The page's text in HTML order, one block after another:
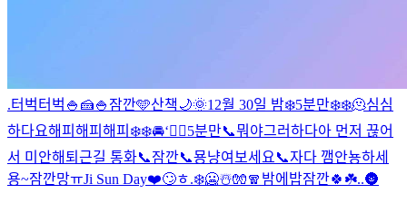
.터벅터벅 🍚🍰🍚 잠깐🩵산책🌙🌞12월 30일 밤❄️5분만❄️❄️🫠심심
하다요해피해피해피❄️❄️🚘‘😶‍🌫️5분만📞뭐야그러하다아 먼저 끊어
서 미안해 퇴근길 통화📞잠깐📞묭냥여보세요📞자다 깸안뇽하세
용~잠깐망ㅠJi Sun Day❤️🙄ㅎ.❄️🥶☃️🧤🧣 밤에밥잠깐🍀☘️..🌚